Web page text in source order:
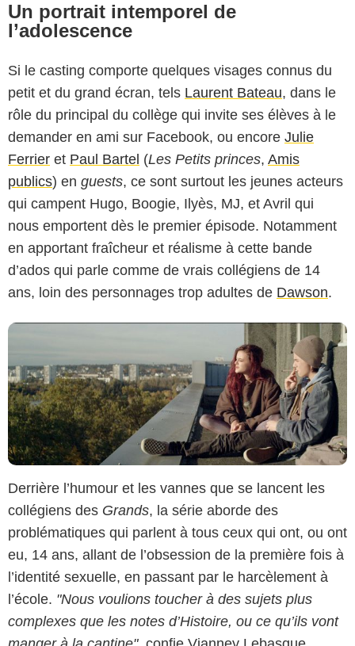
Un portrait intemporel de
l’adolescence
Si le casting comporte quelques visages connus du
petit et du grand écran, tels Laurent Bateau, dans le
rôle du principal du collège qui invite ses élèves à le
demander en ami sur Facebook, ou encore Julie
Ferrier et Paul Bartel (Les Petits princes, Amis
publics) en guests, ce sont surtout les jeunes acteurs
qui campent Hugo, Boogie, Ilyès, MJ, et Avril qui
nous emportent dès le premier épisode. Notamment
en apportant fraîcheur et réalisme à cette bande
d’ados qui parle comme de vrais collégiens de 14
ans, loin des personnages trop adultes de Dawson.
EMPREINTE DIGITALE
Derrière l’humour et les vannes que se lancent les
collégiens des Grands, la série aborde des
problématiques qui parlent à tous ceux qui ont, ou ont
eu, 14 ans, allant de l’obsession de la première fois à
l’identité sexuelle, en passant par le harcèlement à
l’école. "Nous voulions toucher à des sujets plus
complexes que les notes d’Histoire, ou ce qu’ils vont